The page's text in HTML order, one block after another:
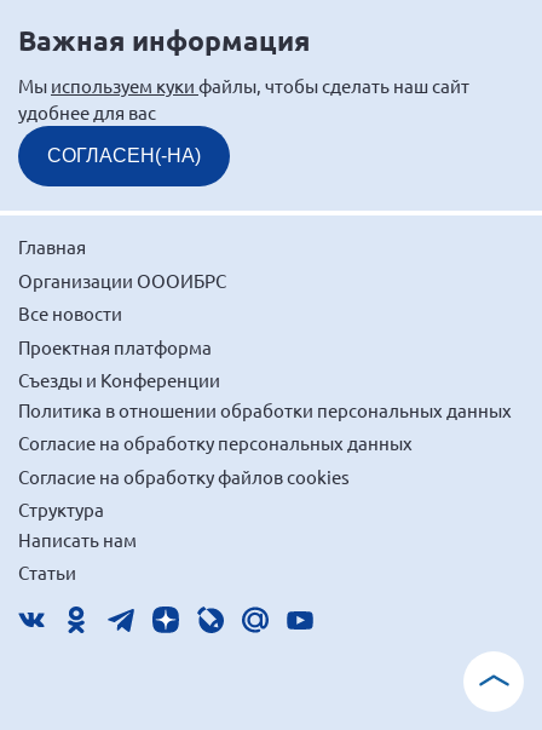
Липецкая область
Ленинградская область
г. Москва
Московская область
Мурманская область
Нижегородская область
Новгородская область
Новосибирская область
Омская область
Оренбургская область
Пензенская область
Республика Башкортостан
Республика Бурятия
Республика Хакасия
Важная информация
Мы используем куки файлы, чтобы сделать наш сайт
удобнее для вас
СОГЛАСЕН(-НА)
Главная
Организации ОООИБРС
Все новости
Проектная платформа
Съезды и Конференции
Политика в отношении обработки персональных данных
Согласие на обработку персональных данных
Согласие на обработку файлов cookies
Структура
Написать нам
Статьи